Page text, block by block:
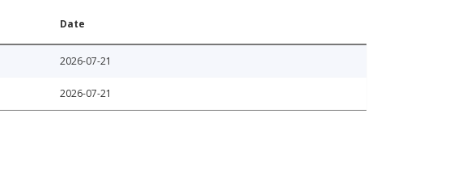
Date
2026-07-21
2026-07-21